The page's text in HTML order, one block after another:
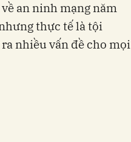
an ninh mạng năm
thực tế là tội
nhiều vấn đề cho mọi